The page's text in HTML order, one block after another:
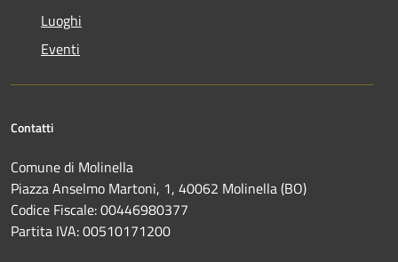
Luoghi
Eventi
Contatti
Comune di Molinella
Piazza Anselmo Martoni, 1, 40062 Molinella (BO)
Codice Fiscale: 00446980377
Partita IVA: 00510171200